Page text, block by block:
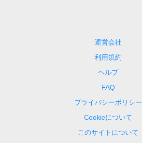
運営会社
利用規約
ヘルプ
FAQ
プライバシーポリシー
Cookieについて
このサイトについて